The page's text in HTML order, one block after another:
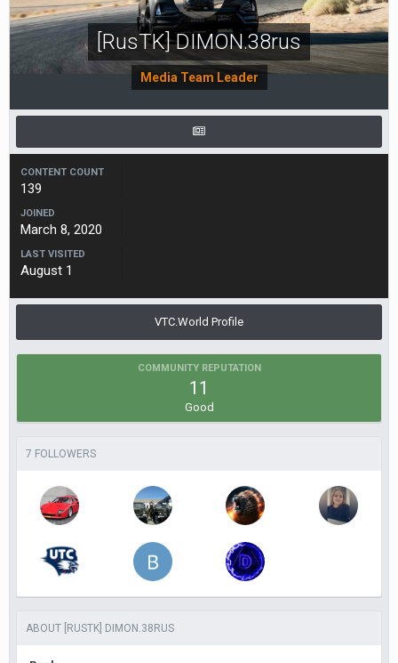
[RusTK] DIMON.38rus
Media Team Leader
CONTENT COUNT
139
JOINED
March 8, 2020
LAST VISITED
August 1
VTC.World Profile
COMMUNITY REPUTATION
11
Good
7 FOLLOWERS
ABOUT [RUSTK] DIMON.38RUS